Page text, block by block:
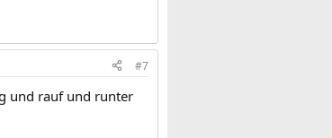
#7
und rauf und runter